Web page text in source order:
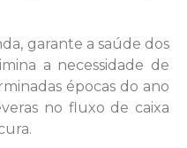
garante a saúde dos
a necessidade de
épocas do ano
no fluxo de caixa